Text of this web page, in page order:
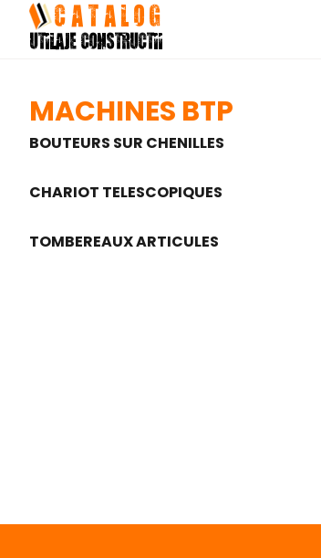
content
MACHINES BTP
BOUTEURS SUR CHENILLES
CHARIOT TELESCOPIQUES
TOMBEREAUX ARTICULES